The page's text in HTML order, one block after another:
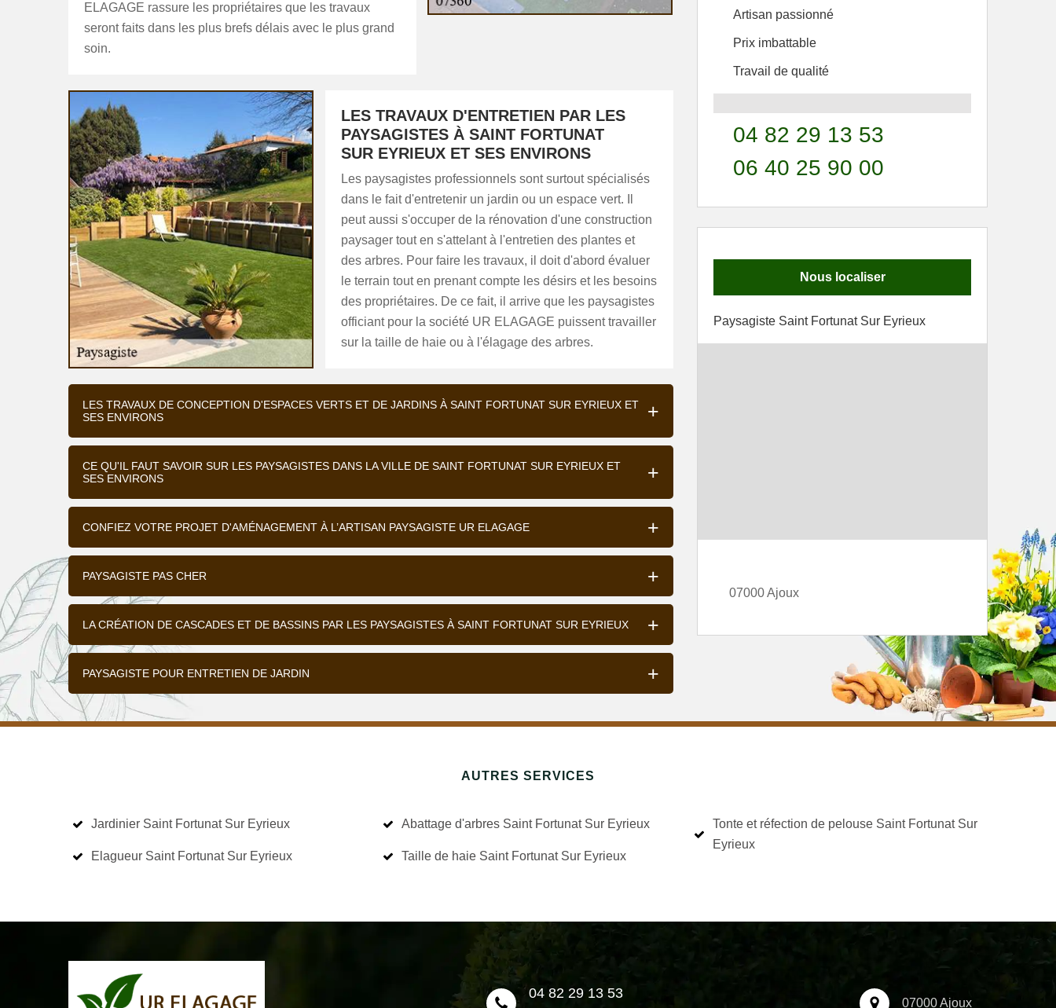
ELAGAGE rassure les propriétaires que les travaux
seront faits dans les plus brefs délais avec le plus grand
soin.
LES TRAVAUX D'ENTRETIEN PAR LES
PAYSAGISTES À SAINT FORTUNAT
SUR EYRIEUX ET SES ENVIRONS
Les paysagistes professionnels sont surtout spécialisés
dans le fait d'entretenir un jardin ou un espace vert. Il
peut aussi s'occuper de la rénovation d'une construction
paysager tout en s'attelant à l'entretien des plantes et
des arbres. Pour faire les travaux, il doit d'abord évaluer
le terrain tout en prenant compte les désirs et les besoins
des propriétaires. De ce fait, il arrive que les paysagistes
officiant pour la société UR ELAGAGE puissent travailler
sur la taille de haie ou à l'élagage des arbres.
LES TRAVAUX DE CONCEPTION D'ESPACES VERTS ET DE JARDINS À SAINT FORTUNAT SUR EYRIEUX ET
SES ENVIRONS
CE QU'IL FAUT SAVOIR SUR LES PAYSAGISTES DANS LA VILLE DE SAINT FORTUNAT SUR EYRIEUX ET
SES ENVIRONS
CONFIEZ VOTRE PROJET D'AMÉNAGEMENT À L’ARTISAN PAYSAGISTE UR ELAGAGE
PAYSAGISTE PAS CHER
LA CRÉATION DE CASCADES ET DE BASSINS PAR LES PAYSAGISTES À SAINT FORTUNAT SUR EYRIEUX
PAYSAGISTE POUR ENTRETIEN DE JARDIN
Artisan passionné
Prix imbattable
Travail de qualité
04 82 29 13 53
06 40 25 90 00
Nous localiser
Paysagiste Saint Fortunat Sur Eyrieux
07000 Ajoux
AUTRES SERVICES
Jardinier Saint Fortunat Sur Eyrieux
Elagueur Saint Fortunat Sur Eyrieux
Abattage d'arbres Saint Fortunat Sur Eyrieux
Taille de haie Saint Fortunat Sur Eyrieux
Tonte et réfection de pelouse Saint Fortunat Sur
Eyrieux
04 82 29 13 53
07000 Ajoux